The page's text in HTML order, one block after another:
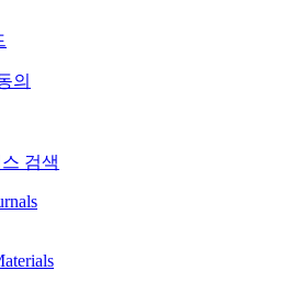
의
검색